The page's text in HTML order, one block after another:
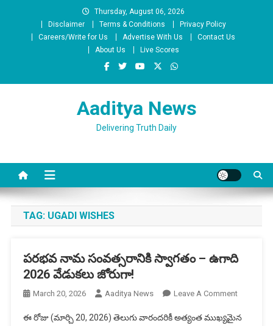
Thursday, August 06, 2026
Disclaimer
Terms & Conditions
Privacy Policy
Careers/Write for Us
Advertise With Us
Contact Us
About Us
Live Scores
Aaditya News
Delivering Truth Daily
TAG: UGADI WISHES
పరభవ నామ సంవత్సరానికి స్వాగతం – ఉగాది
2026 వేడుకలు జోరుగా!
March 20, 2026 Aaditya News Leave A CommentOn
నామ
ఈ రోజు (మార్చి 20, 2026) తెలుగు వారందరికీ అత్యంత ముఖ్యమైన